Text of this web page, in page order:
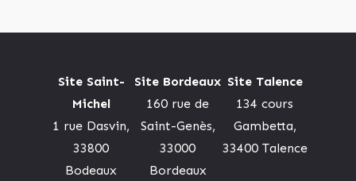
Site Saint-
Michel
1 rue Dasvin,
33800
Bodeaux
Site Bordeaux
160 rue de
Saint-Genès,
33000
Bordeaux
Site Talence
134 cours
Gambetta,
33400 Talence